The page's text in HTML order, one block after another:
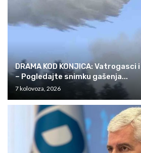
DRAMA KOD KONJICA:
– Pogledajte snimku gašenja...
7 kolovoza, 2026